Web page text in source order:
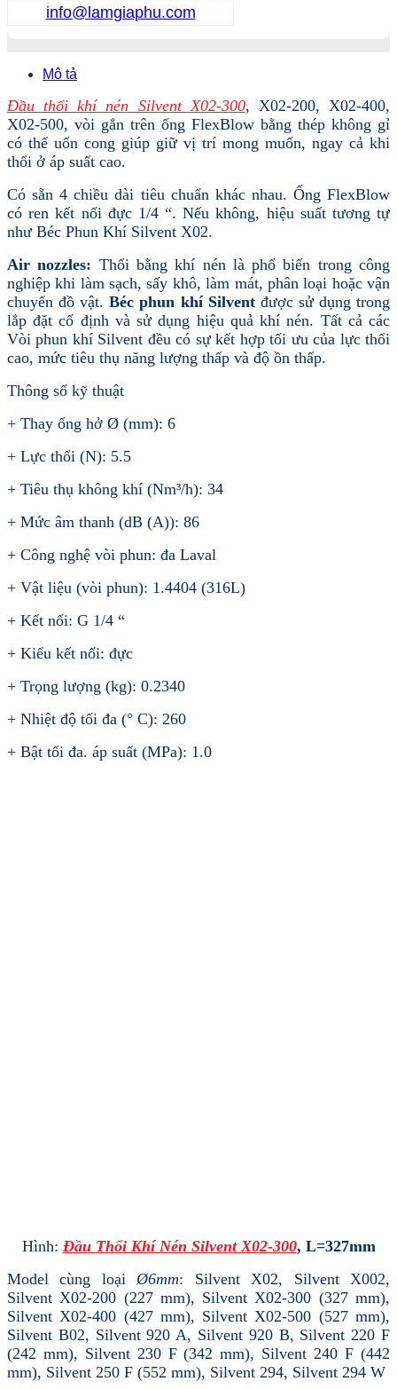
info@lamgiaphu.com
Mô tả
Đầu thổi khí nén Silvent X02-300, X02-200, X02-400,
X02-500, vòi gắn trên ống FlexBlow bằng thép không gỉ
có thể uốn cong giúp giữ vị trí mong muốn, ngay cả khi
thổi ở áp suất cao.
Có sẵn 4 chiều dài tiêu chuẩn khác nhau. Ống FlexBlow
có ren kết nối đực 1/4 “. Nếu không, hiệu suất tương tự
như Béc Phun Khí Silvent X02.
Air nozzles: Thổi bằng khí nén là phổ biến trong công
nghiệp khi làm sạch, sấy khô, làm mát, phân loại hoặc vận
chuyển đồ vật.Béc phun khí Silventđược sử dụng trong
lắp đặt cố định và sử dụng hiệu quả khí nén. Tất cả các
Vòi phun khí Silvent đều có sự kết hợp tối ưu của lực thổi
cao, mức tiêu thụ năng lượng thấp và độ ồn thấp.
Thông số kỹ thuật
+ Thay ống hở Ø (mm): 6
+ Lực thổi (N): 5.5
+ Tiêu thụ không khí (Nm³/h): 34
+ Mức âm thanh (dB (A)): 86
+ Công nghệ vòi phun: đa Laval
+ Vật liệu (vòi phun): 1.4404 (316L)
+ Kết nối: G 1/4 “
+ Kiểu kết nối: đực
+ Trọng lượng (kg): 0.2340
+ Nhiệt độ tối đa (° C): 260
+ Bật tối đa. áp suất (MPa): 1.0
Hình: Đầu Thổi Khí Nén Silvent X02-300, L=327mm
Model cùng loại Ø6mm: Silvent X02, Silvent X002,
Silvent X02-200 (227 mm), Silvent X02-300 (327 mm),
Silvent X02-400 (427 mm), Silvent X02-500 (527 mm),
Silvent B02, Silvent 920 A, Silvent 920 B, Silvent 220 F
(242 mm), Silvent 230 F (342 mm), Silvent 240 F (442
mm), Silvent 250 F (552 mm), Silvent 294, Silvent 294 W